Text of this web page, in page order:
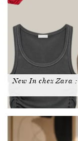
New In chez Zara